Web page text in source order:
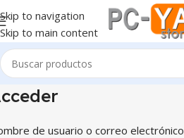
Skip to navigation
Skip to main content
de usuario o correo electrónico